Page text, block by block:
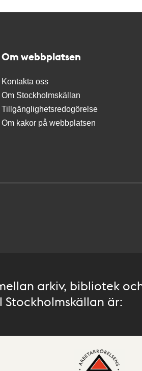
Om webbplatsen
Kontakta oss
Om Stockholmskällan
Tillgänglighetsredogörelse
Om kakor på webbplatsen
arkiv, bibliotek
är: